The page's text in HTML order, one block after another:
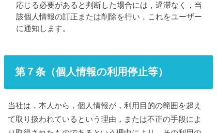
応じる必要があると判断した場合には，遅滞なく，当
該個人情報の訂正または削除を行い，これをユーザー
に通知します。
第７条（個人情報の利用停止等）
当社は，本人から，個人情報が，利用目的の範囲を超え
て取り扱われているという理由，または不正の手段によ